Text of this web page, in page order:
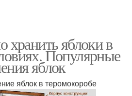
хранить яблоки в
Популярные
яблок
яблок в теромокоробе